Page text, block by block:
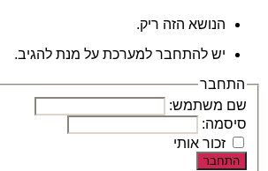
הנושא הזה ריק.
יש להתחבר למערכת על מנת להגיב.
התחבר
שם משתמש:
סיסמה:
זכור אותי
התחבר